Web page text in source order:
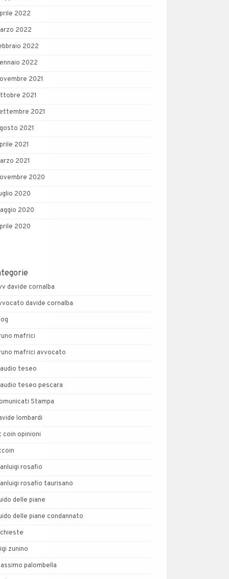
2022
2022
2022
2022
2021
2021
2021
2021
2021
2021
2020
2020
2020
2020
davide cornalba
davide cornalba
mafrici
mafrici avvocato
teseo
teseo pescara
Stampa
lombardi
coin opinioni
rosafio
rosafio taurisano
delle piane
delle piane condannato
zunino
palombella